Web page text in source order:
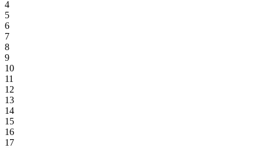
4
5
6
7
8
9
10
11
12
13
14
15
16
17